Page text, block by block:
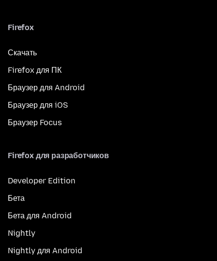
Firefox
Скачать
Firefox для ПК
Браузер для Android
Браузер для iOS
Браузер Focus
Firefox для разработчиков
Developer Edition
Бета
Бета для Android
Nightly
Nightly для Android